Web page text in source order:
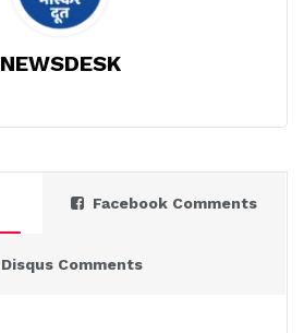
NEWSDESK
Facebook Comments
Disqus Comments